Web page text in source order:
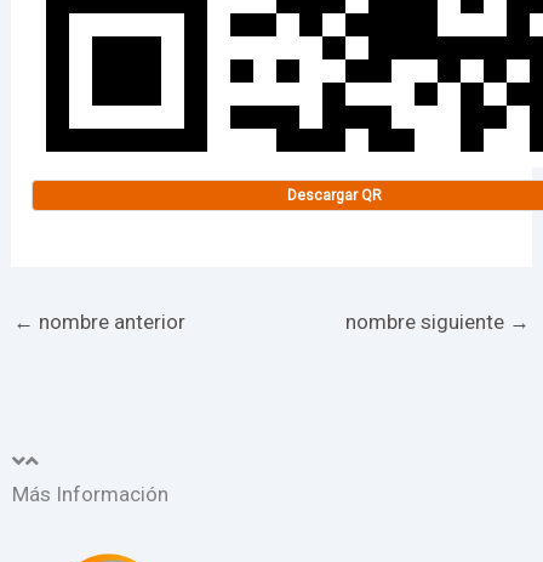
Descargar QR
← nombre anterior nombre siguiente →
Más Información